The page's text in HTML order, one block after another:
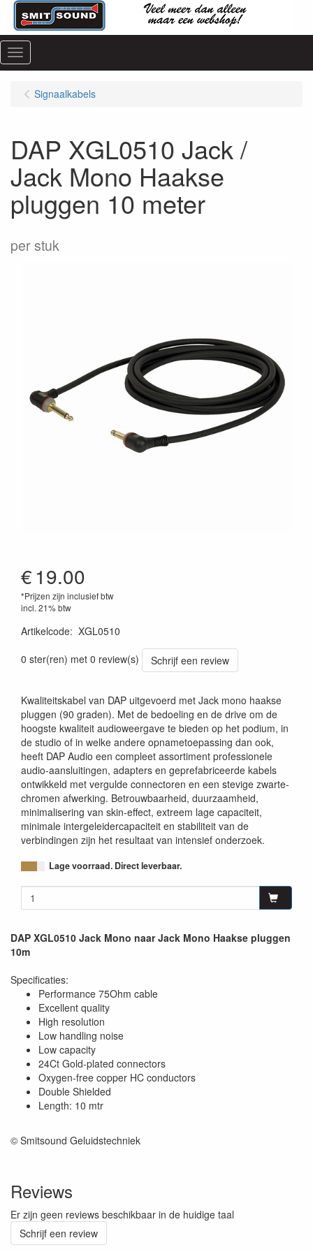
Menu
Signaalkabels
DAP XGL0510 Jack /
Jack Mono Haakse
pluggen 10 meter
per stuk
€19.00
*Prijzen zijn inclusief btw
incl. 21% btw
Artikelcode: XGL0510
0 ster(ren) met 0 review(s)
Schrijf een review
Kwaliteitskabel van DAP uitgevoerd met Jack mono haakse
pluggen (90 graden). Met de bedoeling en de drive om de
hoogste kwaliteit audioweergave te bieden op het podium, in
de studio of in welke andere opnametoepassing dan ook,
heeft DAP Audio een compleet assortiment professionele
audio-aansluitingen, adapters en geprefabriceerde kabels
ontwikkeld met vergulde connectoren en een stevige zwarte-
chromen afwerking. Betrouwbaarheid, duurzaamheid,
minimalisering van skin-effect, extreem lage capaciteit,
minimale intergeleidercapaciteit en stabiliteit van de
verbindingen zijn het resultaat van intensief onderzoek.
Lage voorraad. Direct leverbaar.
DAP XGL0510 Jack Mono naar Jack Mono Haakse pluggen
10m
Specificaties:
Performance 75Ohm cable
Excellent quality
High resolution
Low handling noise
Low capacity
24Ct Gold-plated connectors
Oxygen-free copper HC conductors
Double Shielded
Length: 10 mtr
© Smitsound Geluidstechniek
Reviews
Er zijn geen reviews beschikbaar in de huidige taal
Schrijf een review